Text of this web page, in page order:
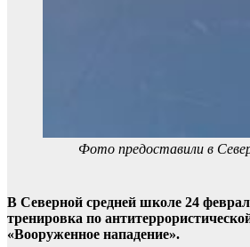
Фото предоставили в
В Северной средней школе 24
тренировка по
«Вооруженное нападение».